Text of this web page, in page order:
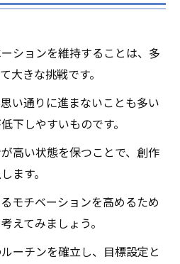
ションを維持することは、多
大きな挑戦です。
い通りに進まないことも多い
下しやすいものです。
高い状態を保つことで、創作
ます。
モチベーションを高めるため
えてみましょう。
ーチンを確立し、目標設定と